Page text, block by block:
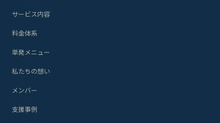
サービス内容
料金体系
単発メニュー
私たちの想い
メンバー
支援事例